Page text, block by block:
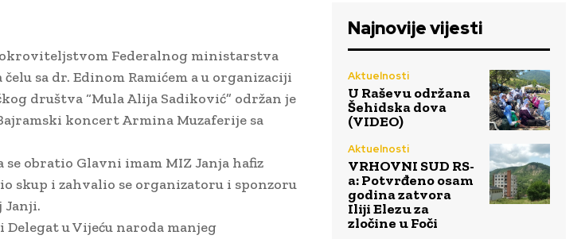
Federalnog ministarstva
sa dr. Edinom Ramićem a u organizaciji
društva “Mula Alija Sadiković” održan je
koncert Armina Muzaferije sa
obratio Glavni imam MIZ Janja hafiz
skup i zahvalio se organizatoru i sponzoru
Janji.
u Vijeću naroda manjeg
Najnovije vijesti
Aktuelnosti
U Raševu održana
Šehidska dova
(VIDEO)
Aktuelnosti
VRHOVNI SUD RS-
a: Potvrđeno osam
godina zatvora
Iliji Elezu za
zločine u Foči